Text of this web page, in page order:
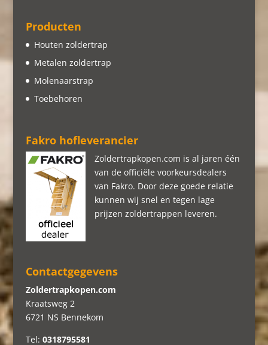
Producten
Houten zoldertrap
Metalen zoldertrap
Molenaarstrap
Toebehoren
Fakro hofleverancier
Zoldertrapkopen.com is al jaren één
van de officiële voorkeursdealers
van Fakro. Door deze goede relatie
kunnen wij snel en tegen lage
prijzen zoldertrappen leveren.
Contactgegevens
Zoldertrapkopen.com
Kraatsweg 2
6721 NS Bennekom
Tel: 0318795581